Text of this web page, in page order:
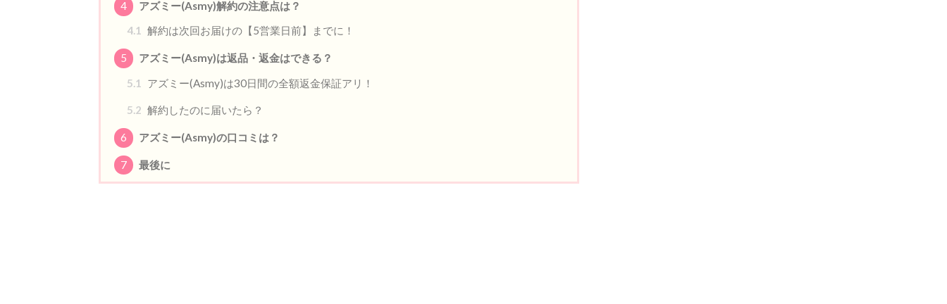
4
アズミー(Asmy)解約の注意点は？
4.1
解約は次回お届けの【5営業日前】までに！
5
アズミー(Asmy)は返品・返金はできる？
5.1
アズミー(Asmy)は30日間の全額返金保証アリ！
5.2 解約したのに届いたら？
6 アズミー(Asmy)の口コミは？
7 最後に